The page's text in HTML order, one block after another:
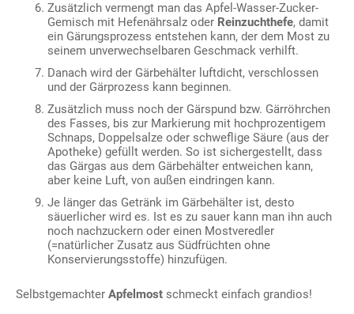
Zusätzlich vermengt man das Apfel-Wasser-Zucker-
Gemisch mit Hefenährsalz oder Reinzuchthefe, damit
ein Gärungsprozess entstehen kann, der dem Most zu
seinem unverwechselbaren Geschmack verhilft.
Danach wird der Gärbehälter luftdicht, verschlossen
und der Gärprozess kann beginnen.
Zusätzlich muss noch der Gärspund bzw. Gärröhrchen
des Fasses, bis zur Markierung mit hochprozentigem
Schnaps, Doppelsalze oder schweflige Säure (aus der
Apotheke) gefüllt werden. So ist sichergestellt, dass
das Gärgas aus dem Gärbehälter entweichen kann,
aber keine Luft, von außen eindringen kann.
Je länger das Getränk im Gärbehälter ist, desto
säuerlicher wird es. Ist es zu sauer kann man ihn auch
noch nachzuckern oder einen Mostveredler
(=natürlicher Zusatz aus Südfrüchten ohne
Konservierungsstoffe) hinzufügen.
Selbstgemachter Apfelmost schmeckt einfach grandios!